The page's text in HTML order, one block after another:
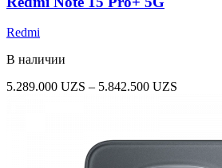
Redmi
В наличии
5.289.000 UZS – 5.842.500 UZS